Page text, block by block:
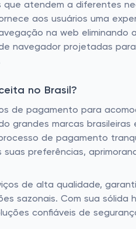
atendem a diferentes
aos usuários uma
na web eliminando
navegador projetadas
no Brasil?
de pagamento para
marcas
de pagamento
preferências,
de alta qualidade,
sazonais. Com sua
confiáveis ​​de